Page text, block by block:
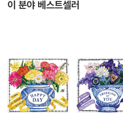
이 분야 베스트셀러